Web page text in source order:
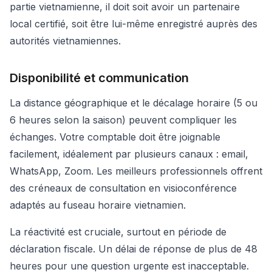
partie vietnamienne, il doit soit avoir un partenaire
local certifié, soit être lui-même enregistré auprès des
autorités vietnamiennes.
Disponibilité et communication
La distance géographique et le décalage horaire (5 ou
6 heures selon la saison) peuvent compliquer les
échanges. Votre comptable doit être joignable
facilement, idéalement par plusieurs canaux : email,
WhatsApp, Zoom. Les meilleurs professionnels offrent
des créneaux de consultation en visioconférence
adaptés au fuseau horaire vietnamien.
La réactivité est cruciale, surtout en période de
déclaration fiscale. Un délai de réponse de plus de 48
heures pour une question urgente est inacceptable.